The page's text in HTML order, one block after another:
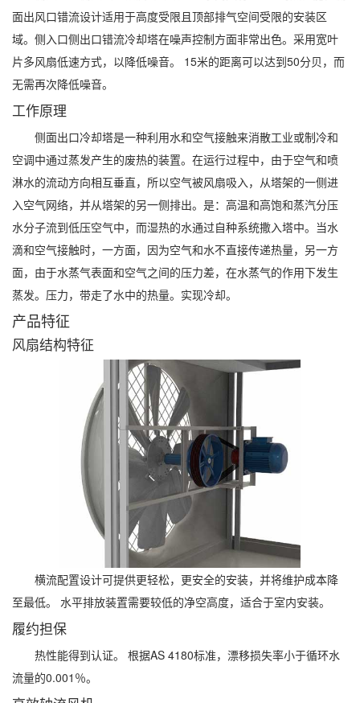
面出风口错流设计适用于高度受限且顶部排气空间受限的安装区
域。侧入口侧出口错流冷却塔在噪声控制方面非常出色。采用宽叶
片多风扇低速方式，以降低噪音。 15米的距离可以达到50分贝，而
无需再次降低噪音。
工作原理
侧面出口冷却塔是一种利用水和空气接触来消散工业或制冷和
空调中通过蒸发产生的废热的装置。在运行过程中，由于空气和喷
淋水的流动方向相互垂直，所以空气被风扇吸入，从塔架的一侧进
入空气网络，并从塔架的另一侧排出。是：高温和高饱和蒸汽分压
水分子流到低压空气中，而湿热的水通过自种系统撒入塔中。当水
滴和空气接触时，一方面，因为空气和水不直接传递热量，另一方
面，由于水蒸气表面和空气之间的压力差，在水蒸气的作用下发生
蒸发。压力，带走了水中的热量。实现冷却。
产品特征
风扇结构特征
横流配置设计可提供更轻松，更安全的安装，并将维护成本降
至最低。 水平排放装置需要较低的净空高度，适合于室内安装。
履约担保
热性能得到认证。 根据AS 4180标准，漂移损失率小于循环水
流量的0.001％。